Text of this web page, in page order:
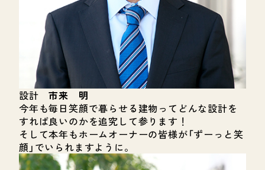
設計市来 明
今年も毎日笑顔で暮らせる建物ってどんな設計を
すれば良いのかを追究して参ります！
そして本年もホームオーナーの皆様が「ずーっと笑
顔」でいられますように。